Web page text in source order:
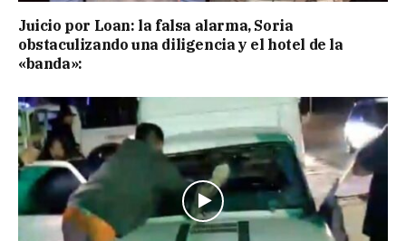
Juicio por Loan: la falsa alarma, Soria
obstaculizando una diligencia y el hotel de la
«banda»: